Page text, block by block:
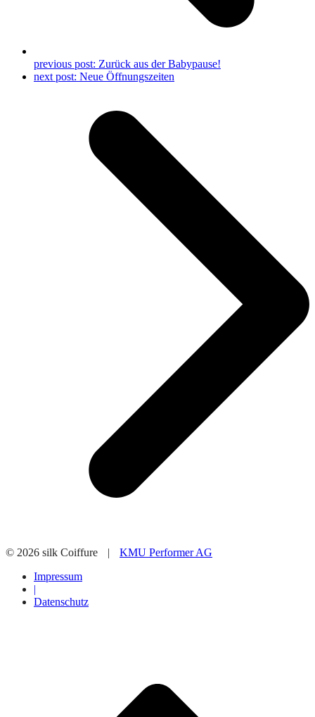
previous post: Zurück aus der Babypause!
next post: Neue Öffnungszeiten
© 2026 silk Coiffure |
KMU Performer AG
Impressum
|
Datenschutz